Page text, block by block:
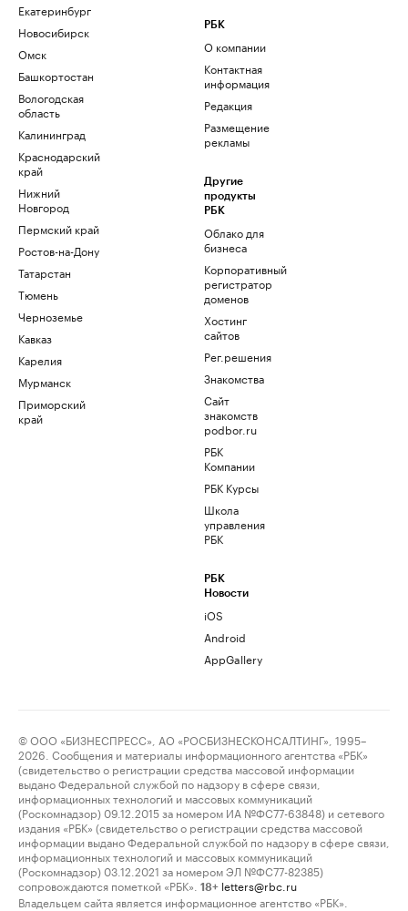
Екатеринбург
Новосибирск
Омск
Башкортостан
Вологодская
область
Калининград
Краснодарский
край
Нижний
Новгород
Пермский край
Ростов-на-Дону
Татарстан
Тюмень
Черноземье
Кавказ
Карелия
Мурманск
Приморский
край
РБК
О компании
Контактная
информация
Редакция
Размещение
рекламы
Другие
продукты
РБК
Облако для
бизнеса
Корпоративный
регистратор
доменов
Хостинг
сайтов
Рег.решения
Знакомства
Сайт
знакомств
podbor.ru
РБК
Компании
РБК Курсы
Школа
управления
РБК
РБК
Новости
iOS
Android
AppGallery
© ООО «БИЗНЕСПРЕСС», АО «РОСБИЗНЕСКОНСАЛТИНГ», 1995–
2026. Сообщения и материалы информационного агентства «РБК»
(свидетельство о регистрации средства массовой информации
выдано Федеральной службой по надзору в сфере связи,
информационных технологий и массовых коммуникаций
(Роскомнадзор) 09.12.2015 за номером ИА №ФС77-63848) и сетевого
издания «РБК» (свидетельство о регистрации средства массовой
информации выдано Федеральной службой по надзору в сфере связи,
информационных технологий и массовых коммуникаций
(Роскомнадзор) 03.12.2021 за номером ЭЛ №ФС77-82385)
сопровождаются пометкой «РБК».
18+ letters@rbc.ru
Владельцем сайта является информационное агентство «РБК».